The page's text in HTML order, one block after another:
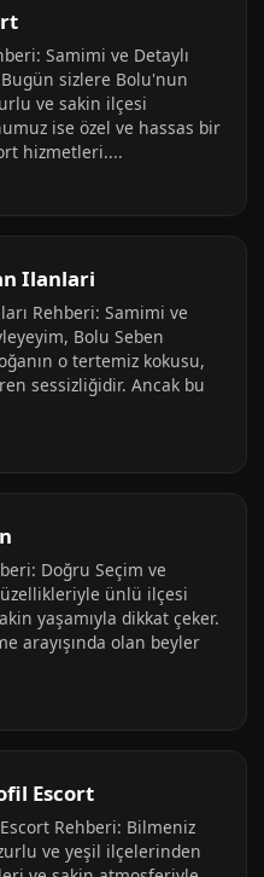
Samimi ve Detaylı
sizlere Bolu'nun
ve sakin ilçesi
ise özel ve hassas bir
hizmetleri....
Ilanlari
Rehberi: Samimi ve
Bolu Seben
o tertemiz kokusu,
sessizliğidir. Ancak bu
Doğru Seçim ve
ünlü ilçesi
yaşamıyla dikkat çeker.
arayışında olan beyler
Escort
Rehberi: Bilmeniz
ve yeşil ilçelerinden